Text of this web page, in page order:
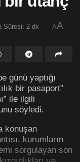
Süresi: 2 dk AA
günü yaptığı
bir pasaport”
ile ilgili
söyledi.
konuşan
kurumların
sorgulayan son